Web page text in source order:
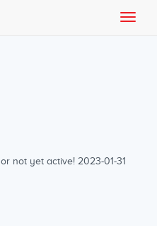
not yet active! 2023-01-31
Toggle